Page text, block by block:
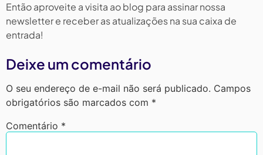
Então aproveite a visita ao blog para assinar nossa
newsletter e receber as atualizações na sua caixa de
entrada!
Deixe um comentário
O seu endereço de e-mail não será publicado. Campos
obrigatórios são marcados com *
Comentário *